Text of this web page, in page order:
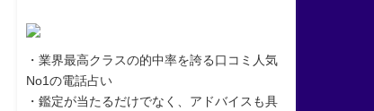
・業界最高クラスの的中率を誇る口コミ人気
No1の電話占い
・鑑定が当たるだけでなく、アドバイスも具